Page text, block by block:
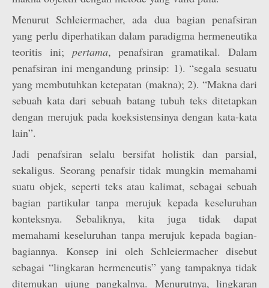
Menurut Schleiermacher, ada dua bagian penafsiran
yang perlu diperhatikan dalam paradigma hermeneutika
teoritis ini; pertama, penafsiran gramatikal. Dalam
penafsiran ini mengandung prinsip: 1). “segala sesuatu
yang membutuhkan ketepatan (makna); 2). “Makna dari
sebuah kata dari sebuah batang tubuh teks ditetapkan
dengan merujuk pada koeksistensinya dengan kata-kata
lain”.
Jadi penafsiran selalu bersifat holistik dan parsial,
sekaligus. Seorang penafsir tidak mungkin memahami
suatu objek, seperti teks atau kalimat, sebagai sebuah
bagian partikular tanpa merujuk kepada keseluruhan
konteksnya. Sebaliknya, kita juga tidak dapat
memahami keseluruhan tanpa merujuk kepada bagian-
bagiannya. Konsep ini oleh Schleiermacher disebut
sebagai “lingkaran hermeneutis” yang tampaknya tidak
ditemukan ujung pangkalnya. Menurutnya, lingkaran